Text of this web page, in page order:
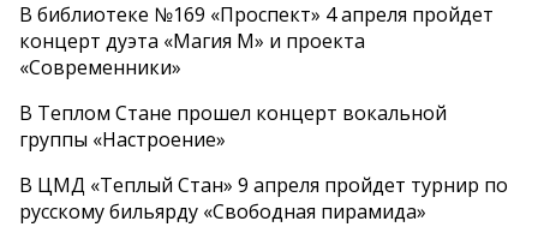
В библиотеке №169 «Проспект» 4 апреля пройдет
концерт дуэта «Магия М» и проекта
«Современники»
В Теплом Стане прошел концерт вокальной
группы «Настроение»
В ЦМД «Теплый Стан» 9 апреля пройдет турнир по
русскому бильярду «Свободная пирамида»